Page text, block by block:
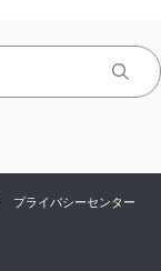
プライバシーセンター